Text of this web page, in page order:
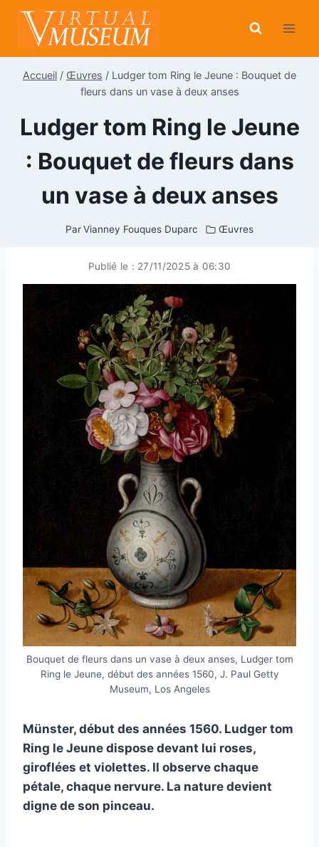
Aller
contenu
Accueil / Œuvres / Ludger tom Ring le Jeune : Bouquet de
fleurs dans un vase à deux anses
Ludger tom Ring le Jeune
: Bouquet de fleurs dans
un vase à deux anses
Par Vianney Fouques Duparc Œuvres
Publié le : 27/11/2025 à 06:30
Bouquet de fleurs dans un vase à deux anses, Ludger tom
Ring le Jeune, début des années 1560, J. Paul Getty
Museum, Los Angeles
Münster, début des années 1560. Ludger tom
Ring le Jeune dispose devant lui roses,
giroflées et violettes. Il observe chaque
pétale, chaque nervure. La nature devient
digne de son pinceau.